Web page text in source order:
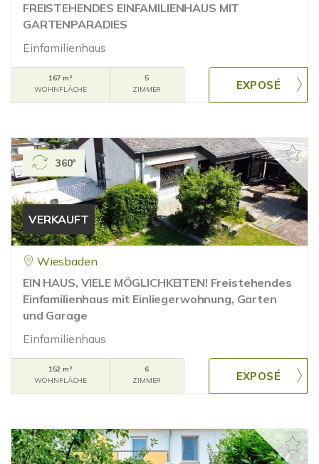
FREISTEHENDES EINFAMILIENHAUS MIT
GARTENPARADIES
Einfamilienhaus
167 m²
WOHNFLÄCHE
5
ZIMMER
VERKAUFT
360°
Wiesbaden
EIN HAUS, VIELE MÖGLICHKEITEN! Freistehendes
Einfamilienhaus mit Einliegerwohnung, Garten
und Garage
Einfamilienhaus
152 m²
WOHNFLÄCHE
6
ZIMMER